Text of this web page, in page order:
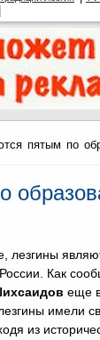
пятым по
лезгины
Как
еще
имели
из